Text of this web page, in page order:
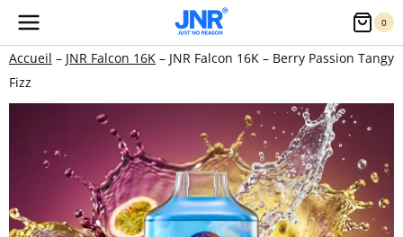
Aller
au
contenu
0
Accueil – JNR Falcon 16K – JNR Falcon 16K – Berry Passion Tangy
Fizz